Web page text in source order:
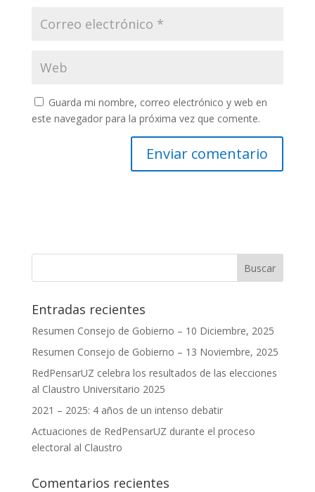
Guarda mi nombre, correo electrónico y web en
este navegador para la próxima vez que comente.
Entradas recientes
Resumen Consejo de Gobierno – 10 Diciembre, 2025
Resumen Consejo de Gobierno – 13 Noviembre, 2025
RedPensarUZ celebra los resultados de las elecciones
al Claustro Universitario 2025
2021 – 2025: 4 años de un intenso debatir
Actuaciones de RedPensarUZ durante el proceso
electoral al Claustro
Comentarios recientes